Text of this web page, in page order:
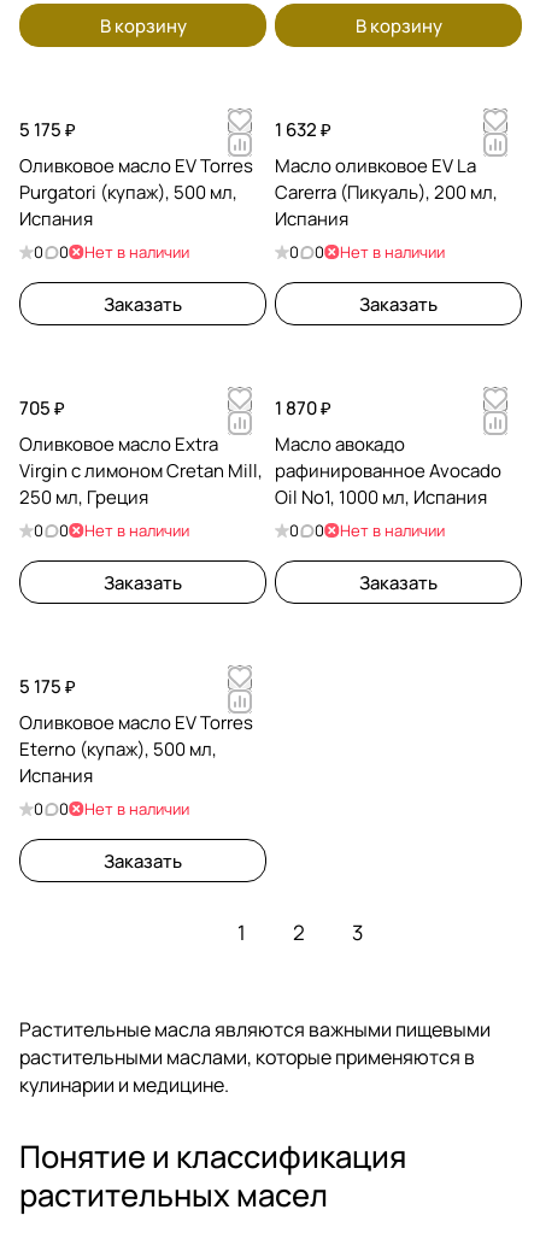
В корзину В корзину
5 175 ₽
Оливковое масло EV Torres
Purgatori (купаж), 500 мл,
Испания
0 0 Нет в наличии
Заказать
1 632 ₽
Масло оливковое EV La
Carerra (Пикуаль), 200 мл,
Испания
0 0 Нет в наличии
Заказать
705 ₽
Оливковое масло Extra
Virgin с лимоном Cretan Mill,
250 мл, Греция
0 0 Нет в наличии
Заказать
1 870 ₽
Масло авокадо
рафинированное Avocado
Oil No1, 1000 мл, Испания
0 0 Нет в наличии
Заказать
5 175 ₽
Оливковое масло EV Torres
Eterno (купаж), 500 мл,
Испания
0 0 Нет в наличии
Заказать
1 2 3
Растительные масла являются важными пищевыми
растительными маслами, которые применяются в
кулинарии и медицине.
Понятие и классификация
растительных масел